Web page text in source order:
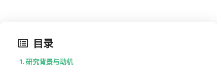
目录
1. 研究背景与动机